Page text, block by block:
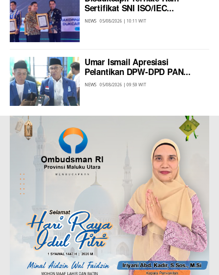
Sertifikat SNI ISO/IEC...
NEWS 05/08/2026 | 10:11 WIT
Umar Ismail Apresiasi
Pelantikan DPW-DPD PAN...
NEWS 05/08/2026 | 09:59 WIT